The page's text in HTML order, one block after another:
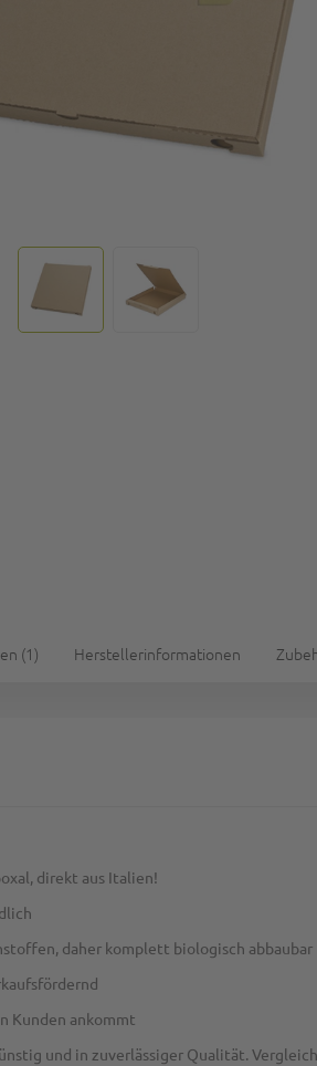
1 Herstellerinformationen
direkt aus Italien!
daher komplett biologisch abbaubar
Kunden ankommt
und in zuverlässiger Qualität.